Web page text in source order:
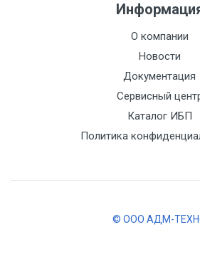
О компании
Новости
Документация
Сервисный
Каталог ИБП
Политика
© ООО АДМ-